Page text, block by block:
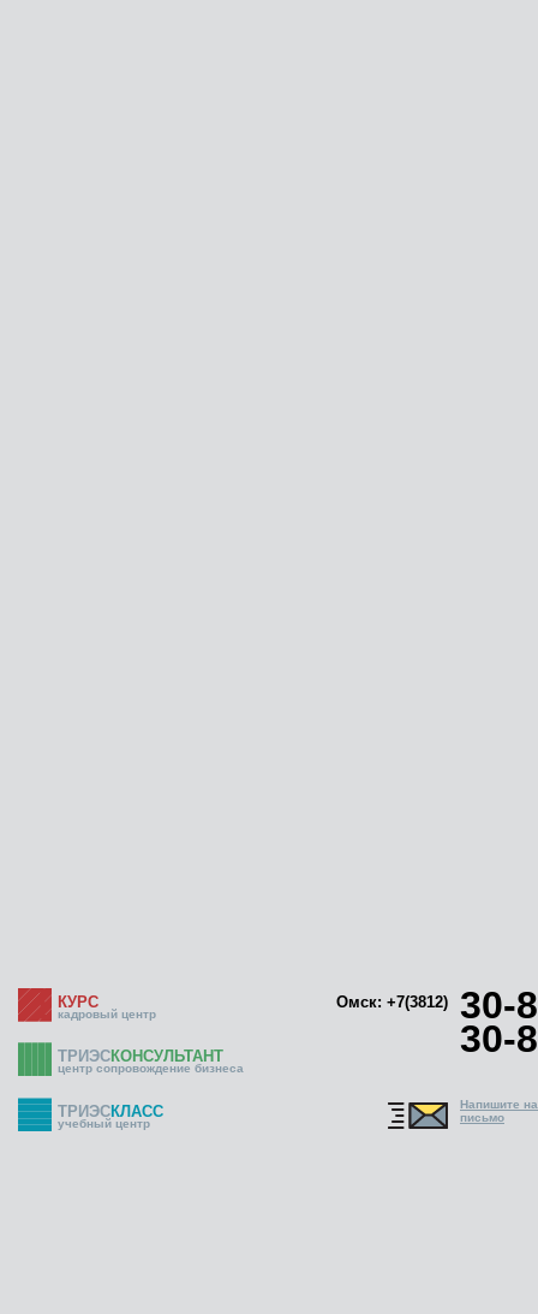
КУРС
кадровый центр
Омск: +7(3812) 30-
30-
ТРИЭСКОНСУЛЬТАНТ
центр сопровождение бизнеса
ТРИЭСКЛАСС
учебный центр
Напишите
письмо